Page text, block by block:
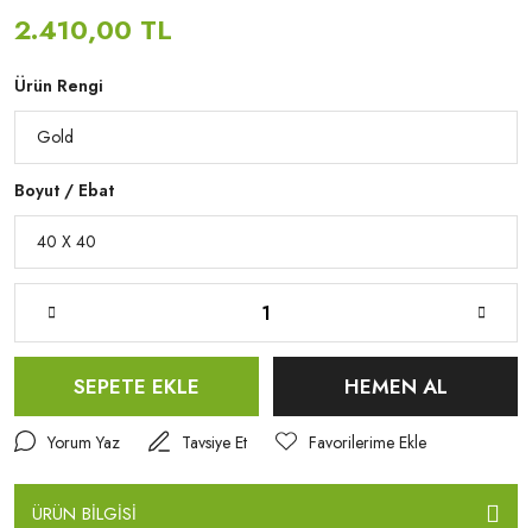
2.410,00 TL
Ürün Rengi
Boyut / Ebat
SEPETE EKLE HEMEN AL
Yorum Yaz Tavsiye Et
ÜRÜN BİLGİSİ